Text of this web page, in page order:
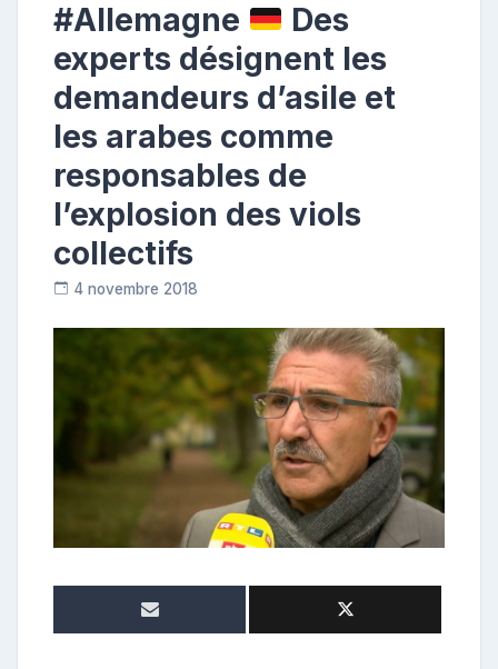
#Allemagne
Des
experts désignent les
demandeurs d’asile et
les arabes comme
responsables de
l’explosion des viols
collectifs
4 novembre 2018
r
i
b
r
i